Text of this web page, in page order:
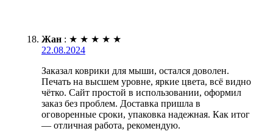
Жан : ★ ★ ★ ★ ★
22.08.2024
Заказал коврики для мыши, остался доволен.
Печать на высшем уровне, яркие цвета, всё видно
чётко. Сайт простой в использовании, оформил
заказ без проблем. Доставка пришла в
оговоренные сроки, упаковка надежная. Как итог
— отличная работа, рекомендую.